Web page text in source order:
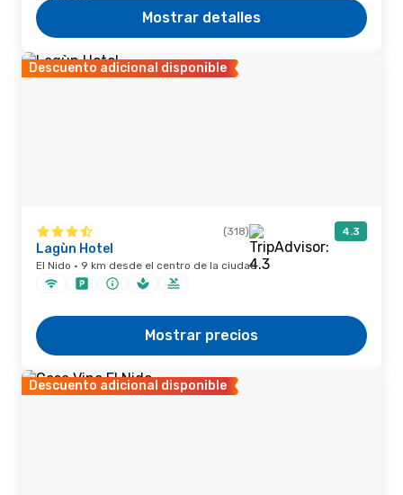
Mostrar detalles
Descuento adicional disponible
(318) 4.3
Lagùn Hotel
El Nido · 9 km desde el centro de la ciudad
Mostrar precios
Descuento adicional disponible